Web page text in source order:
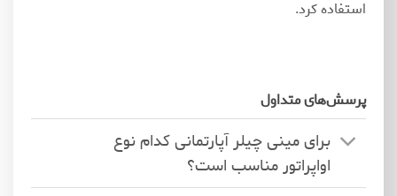
استفاده کرد.
پرسش‌های متداول
برای مینی چیلر آپارتمانی کدام نوع
اواپراتور مناسب است؟